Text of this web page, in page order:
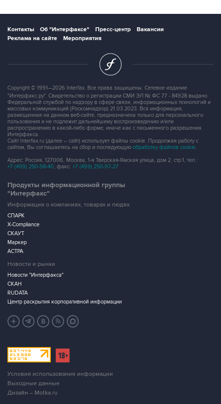
Контакты Об "Интерфаксе" Пресс-центр
Вакансии
Реклама на сайте
Мероприятия
Copyright © 1991—2026 Interfax. Все права защищены. Сетевое издание
"Интерфакс.ру". Свидетельство о регистрации СМИ ЭЛ № ФС 77 - 84928 выдано
Федеральной службой по надзору в сфере связи, информационных технологий и
массовых коммуникаций (Роскомнадзор) 21.03.2023. Вся информация,
размещенная на данном веб-сайте, предназначена только для персонального
пользования и не подлежит дальнейшему воспроизведению и/или
распространению в какой-либо форме, иначе как с письменного разрешения
Интерфакса.
Сайт Interfax.ru (далее – сайт) использует файлы cookie. Продолжая работу с
сайтом, Вы соглашаетесь на сбор и последующую обработку файлов cookie.
Адрес: Россия, 127006, Москва, 1-я Тверская-Ямская улица, дом 2, стр.1, тел.:
+7 (499) 250-98-40, факс: +7 (499) 250-97-27
Продукты информационной группы
"Интерфакс"
Информация о компаниях, товарах и людях
СПАРК
X-Compliance
СКАУТ
Маркер
АСТРА
Новости и рынки
Новости "Интерфакса"
СКАН
RUDATA
Центр раскрытия корпоративной информации
Условия использования информации
Выходные данные
Дизайн – Motka.ru